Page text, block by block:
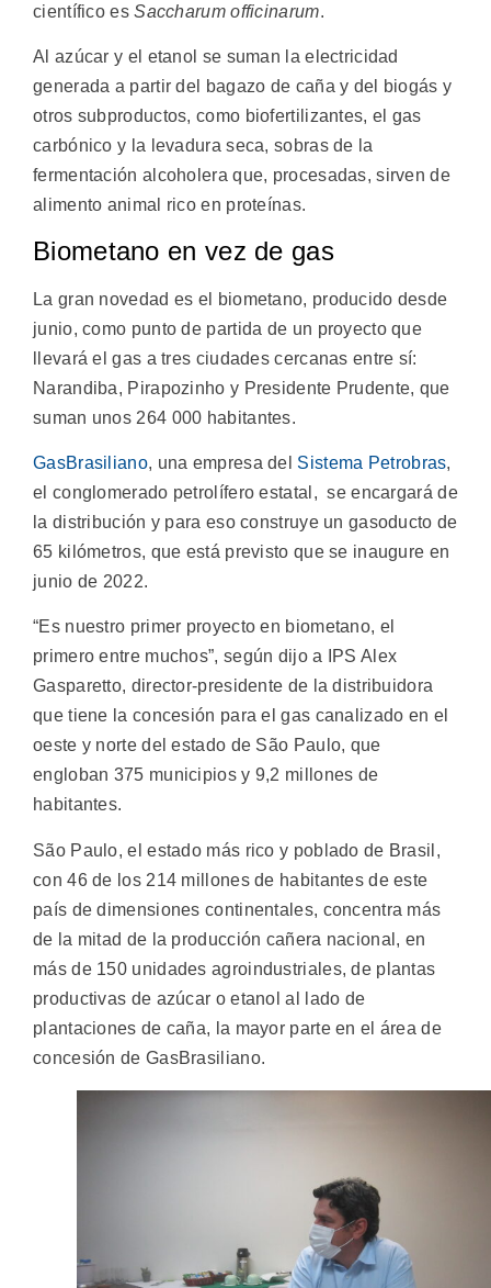
científico esSaccharum officinarum.
Al azúcar y el etanol se suman la electricidad
generada a partir del bagazo de caña y del biogás y
otros subproductos, como biofertilizantes, el gas
carbónico y la levadura seca, sobras de la
fermentación alcoholera que, procesadas, sirven de
alimento animal rico en proteínas.
Biometano en vez de gas
La gran novedad es el biometano, producido desde
junio, como punto de partida de un proyecto que
llevará el gas a tres ciudades cercanas entre sí:
Narandiba, Pirapozinho y Presidente Prudente, que
suman unos 264 000 habitantes.
GasBrasiliano, una empresa del Sistema Petrobras,
el conglomerado petrolífero estatal, se encargará de
la distribución y para eso construye un gasoducto de
65 kilómetros, que está previsto que se inaugure en
junio de 2022.
“Es nuestro primer proyecto en biometano, el
primero entre muchos”, según dijo a IPS Alex
Gasparetto, director-presidente de la distribuidora
que tiene la concesión para el gas canalizado en el
oeste y norte del estado de São Paulo, que
engloban 375 municipios y 9,2 millones de
habitantes.
São Paulo, el estado más rico y poblado de Brasil,
con 46 de los 214 millones de habitantes de este
país de dimensiones continentales, concentra más
de la mitad de la producción cañera nacional, en
más de 150 unidades agroindustriales, de plantas
productivas de azúcar o etanol al lado de
plantaciones de caña, la mayor parte en el área de
concesión de GasBrasiliano.